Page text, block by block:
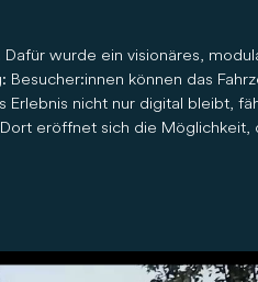
wurde ein visionäres,
können das
nicht nur digital bleibt,
eröffnet sich die Möglichkeit,